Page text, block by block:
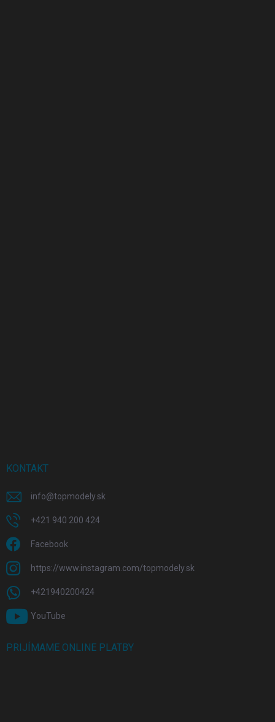
KONTAKT
info@topmodely.sk
+421 940 200 424
Facebook
https://www.instagram.com/topmodely.sk
+421940200424
YouTube
PRIJÍMAME ONLINE PLATBY